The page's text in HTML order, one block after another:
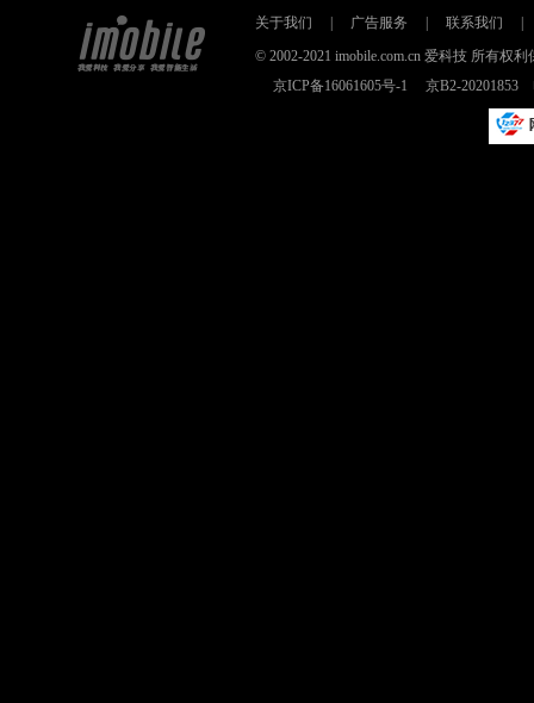
关于我们 广告服务 联系我们
© 2002-2021 imobile.com.cn 爱科技 所有权
京ICP备16061605号-1
京B2-20201853